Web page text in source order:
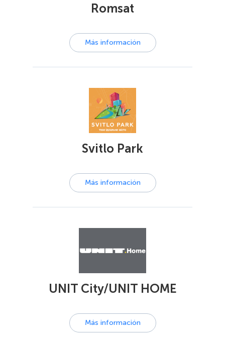
Romsat
Más información
Svitlo Park
Más información
UNIT City/UNIT HOME
Más información